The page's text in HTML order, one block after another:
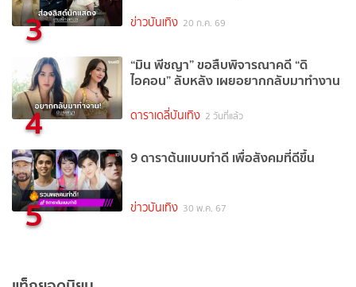
3 ข่าวบันเทิง 20 ก.ค. 69
4
“มิน พีชญา” ขอสืบพิจารณาคดี “ดิ
ไอคอน” ลับหลัง เผยอยากกลับมาทำงาน
ดาราเดลี่บันเทิง 2 วันที่แล้ว
5
9 ดาราต้นแบบทำดี เพื่อสังคมที่ดีขึ้น
ข่าวบันเทิง 30 พ.ค. 67